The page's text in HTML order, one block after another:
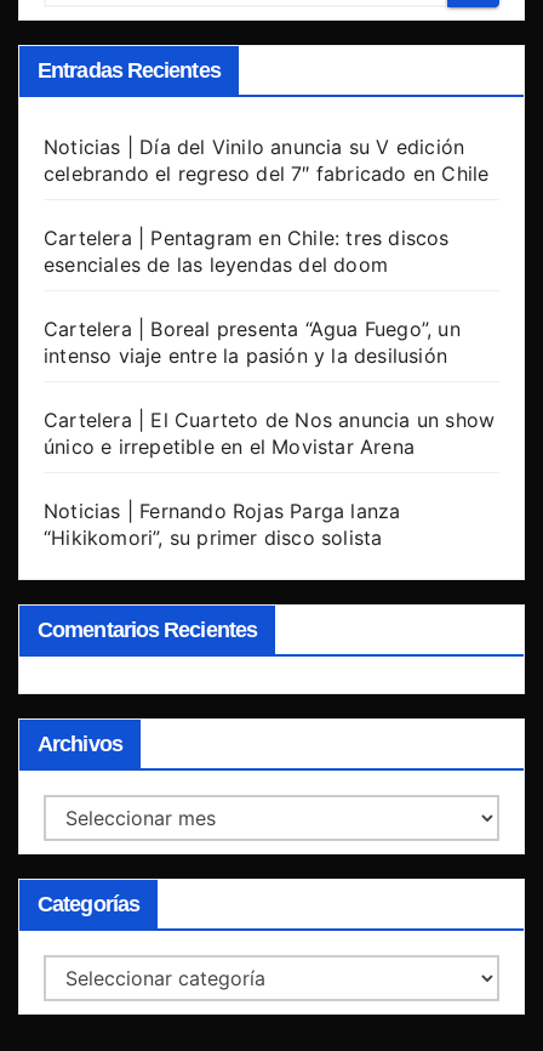
Entradas Recientes
Noticias | Día del Vinilo anuncia su V edición
celebrando el regreso del 7″ fabricado en Chile
Cartelera | Pentagram en Chile: tres discos
esenciales de las leyendas del doom
Cartelera | Boreal presenta “Agua Fuego”, un
intenso viaje entre la pasión y la desilusión
Cartelera | El Cuarteto de Nos anuncia un show
único e irrepetible en el Movistar Arena
Noticias | Fernando Rojas Parga lanza
“Hikikomori”, su primer disco solista
Comentarios Recientes
Archivos
Archivos
Categorías
Categorías